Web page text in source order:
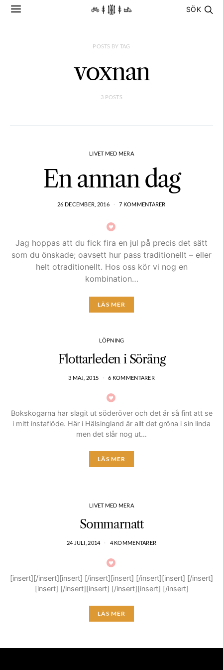
SÖK
POSTS BY TAG
voxnan
3 POSTS
LIVET MED MERA
En annan dag
26 DECEMBER, 2016 7 KOMMENTARER
Jag hoppas att du fick fira en jul på precis det sätt
som du önskade; oavsett hur pass traditionellt – eller
helt otraditionellt. Hos oss kör vi nog en
kombination…
LÄS MER
LÖPNING
Flottarleden i Söräng
3 MAJ, 2015 6 KOMMENTARER
Bokskogarna har slagit ut söderöver och det är så fint att se
i mitt instaflöde. Här i Hälsingland är allt det gröna i sin linda
men det slår nog ut…
LÄS MER
LIVET MED MERA
Sommarnatt
24 JULI, 2014 4 KOMMENTARER
[insert][/insert][insert] [/insert][insert] [/insert][insert] [/insert]
[insert] [/insert][insert] [/insert][insert] [/insert]
LÄS MER